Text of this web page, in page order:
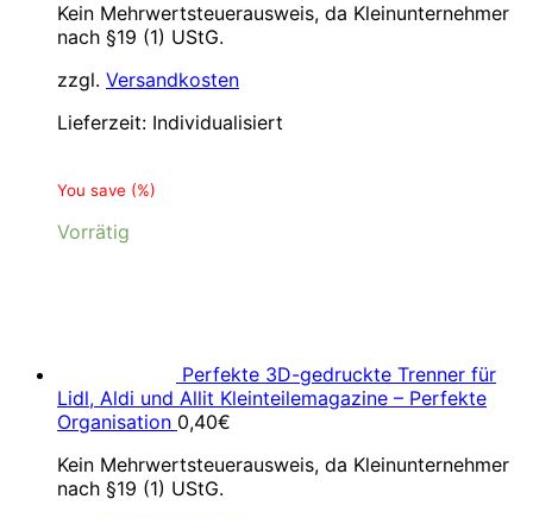
Kein Mehrwertsteuerausweis, da Kleinunternehmer
nach §19 (1) UStG.
zzgl. Versandkosten
Lieferzeit: Individualisiert
You save (%)
Vorrätig
Perfekte 3D-gedruckte Trenner für
Lidl, Aldi und Allit Kleinteilemagazine – Perfekte
Organisation 0,40€
Kein Mehrwertsteuerausweis, da Kleinunternehmer
nach §19 (1) UStG.